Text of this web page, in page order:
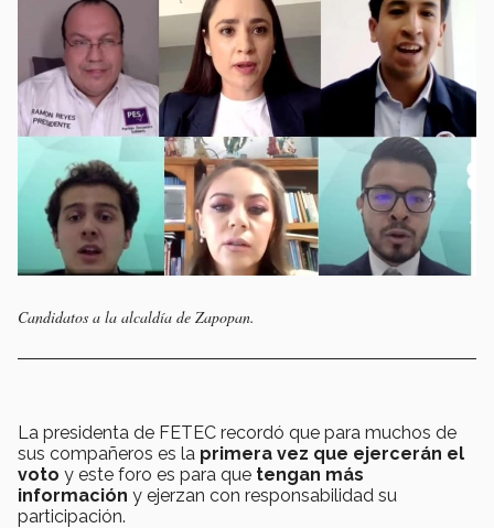
Candidatos a la alcaldía de Zapopan.
La presidenta de FETEC recordó que para muchos de
sus compañeros es la primera vez que ejercerán el
voto y este foro es para que tengan más
información y ejerzan con responsabilidad su
participación.